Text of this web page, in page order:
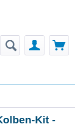
Kit -